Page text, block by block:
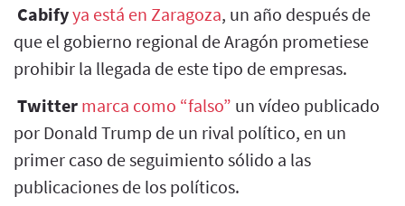
Cabifyya está en Zaragoza, un año después de
que el gobierno regional de Aragón prometiese
prohibir la llegada de este tipo de empresas.
Twitter marca como “falso” un vídeo publicado
por Donald Trump de un rival político, en un
primer caso de seguimiento sólido a las
publicaciones de los políticos.